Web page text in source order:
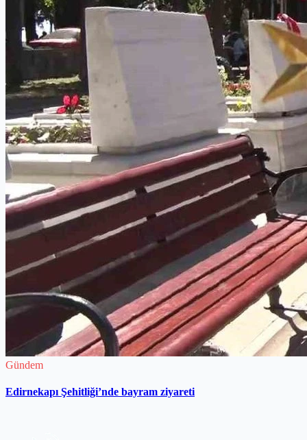
Gündem
Edirnekapı Şehitliği’nde bayram ziyareti